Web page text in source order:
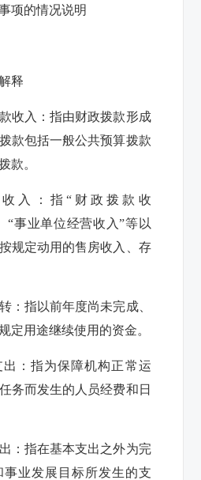
项的情况说明
释
收入：指由财政拨款形成
款包括一般公共预算拨款
款。
收入：指“财政拨款收
“事业单位经营收入”等以
规定动用的售房收入、存
：指以前年度尚未完成、
定用途继续使用的资金。
出：指为保障机构正常运
务而发生的人员经费和日
：指在基本支出之外为完
事业发展目标所发生的支